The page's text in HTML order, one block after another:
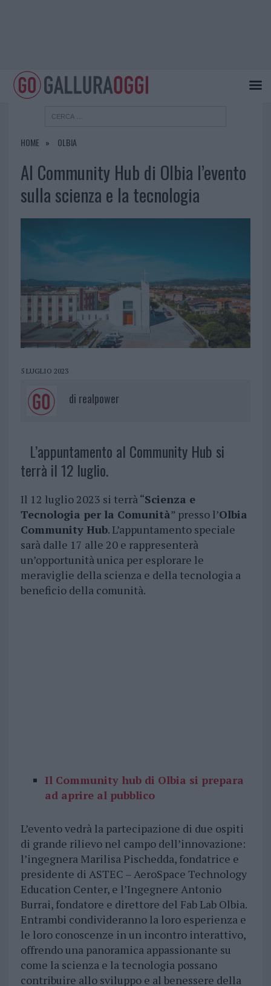
HOME OLBIA
Al Community Hub di Olbia l’evento
sulla scienza e la tecnologia
5 LUGLIO 2023
di realpower
L’appuntamento al Community Hub si
terrà il 12 luglio.
Il 12 luglio 2023 si terrà “Scienza e
Tecnologia per la Comunità” presso l’Olbia
Community Hub. L’appuntamento speciale
sarà dalle 17 alle 20 e rappresenterà
un’opportunità unica per esplorare le
meraviglie della scienza e della tecnologia a
beneficio della comunità.
Il Community hub di Olbia si prepara
ad aprire al pubblico
L’evento vedrà la partecipazione di due ospiti
di grande rilievo nel campo dell’innovazione:
l’ingegnera Marilisa Pischedda, fondatrice e
presidente di ASTEC – AeroSpace Technology
Education Center, e l’Ingegnere Antonio
Burrai, fondatore e direttore del Fab Lab Olbia.
Entrambi condivideranno la loro esperienza e
le loro conoscenze in un incontro interattivo,
offrendo una panoramica appassionante su
come la scienza e la tecnologia possano
contribuire allo sviluppo e al benessere della